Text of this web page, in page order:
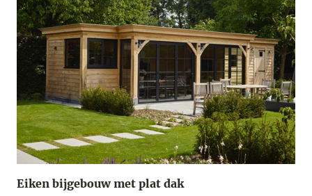
Eiken bijgebouw met plat dak